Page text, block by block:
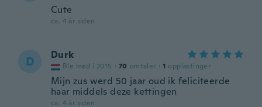
Cute
ca. 4 år siden
D Durk
Ble med i 2015 · 70 omtaler · 1 opplastinger
Mijn zus werd 50 jaar oud ik feliciteerde
haar middels deze kettingen
ca. 4 år siden